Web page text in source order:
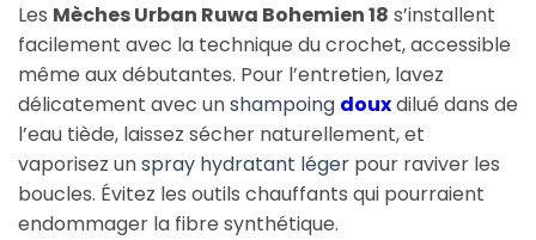
Les Mèches Urban Ruwa Bohemien 18 s’installent
facilement avec la technique du crochet, accessible
même aux débutantes. Pour l’entretien, lavez
délicatement avec unshampoing douxdilué dans de
l’eau tiède, laissez sécher naturellement, et
vaporisez unspray hydratant léger pour raviver les
boucles. Évitez les outils chauffants qui pourraient
endommager la fibre synthétique.